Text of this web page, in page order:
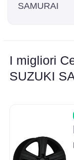
SAMURAI
I migliori
SUZUKI